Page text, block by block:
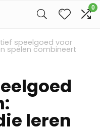
0
speelgoed voor
spelen combineert
leren